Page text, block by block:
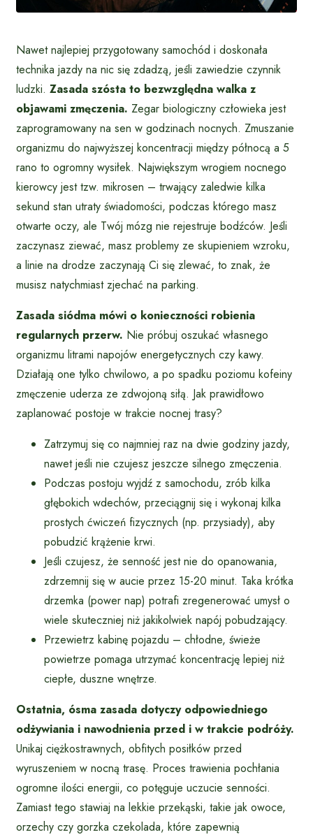
Nawet najlepiej przygotowany samochód i doskonała
technika jazdy na nic się zdadzą, jeśli zawiedzie czynnik
ludzki. Zasada szósta to bezwzględna walka z
objawami zmęczenia. Zegar biologiczny człowieka jest
zaprogramowany na sen w godzinach nocnych. Zmuszanie
organizmu do najwyższej koncentracji między północą a 5
rano to ogromny wysiłek. Największym wrogiem nocnego
kierowcy jest tzw. mikrosen – trwający zaledwie kilka
sekund stan utraty świadomości, podczas którego masz
otwarte oczy, ale Twój mózg nie rejestruje bodźców. Jeśli
zaczynasz ziewać, masz problemy ze skupieniem wzroku,
a linie na drodze zaczynają Ci się zlewać, to znak, że
musisz natychmiast zjechać na parking.
Zasada siódma mówi o konieczności robienia
regularnych przerw. Nie próbuj oszukać własnego
organizmu litrami napojów energetycznych czy kawy.
Działają one tylko chwilowo, a po spadku poziomu kofeiny
zmęczenie uderza ze zdwojoną siłą. Jak prawidłowo
zaplanować postoje w trakcie nocnej trasy?
Zatrzymuj się co najmniej raz na dwie godziny jazdy,
nawet jeśli nie czujesz jeszcze silnego zmęczenia.
Podczas postoju wyjdź z samochodu, zrób kilka
głębokich wdechów, przeciągnij się i wykonaj kilka
prostych ćwiczeń fizycznych (np. przysiady), aby
pobudzić krążenie krwi.
Jeśli czujesz, że senność jest nie do opanowania,
zdrzemnij się w aucie przez 15-20 minut. Taka krótka
drzemka (power nap) potrafi zregenerować umysł o
wiele skuteczniej niż jakikolwiek napój pobudzający.
Przewietrz kabinę pojazdu – chłodne, świeże
powietrze pomaga utrzymać koncentrację lepiej niż
ciepłe, duszne wnętrze.
Ostatnia, ósma zasada dotyczy odpowiedniego
odżywiania i nawodnienia przed i w trakcie podróży.
Unikaj ciężkostrawnych, obfitych posiłków przed
wyruszeniem w nocną trasę. Proces trawienia pochłania
ogromne ilości energii, co potęguje uczucie senności.
Zamiast tego stawiaj na lekkie przekąski, takie jak owoce,
orzechy czy gorzka czekolada, które zapewnią